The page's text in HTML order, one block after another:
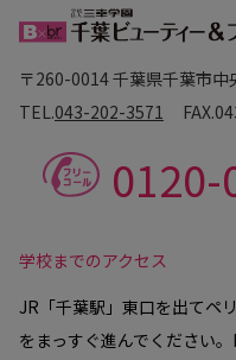
〒260-0014 千葉県千葉市
TEL.043-202-3571 FAX.
0120-
学校までのアクセス
JR「千葉駅」東口を出てペ
をまっすぐ進んでください